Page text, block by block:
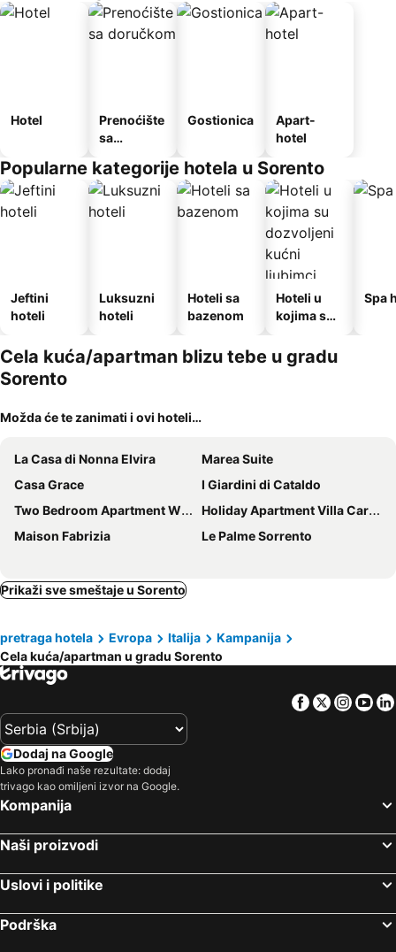
Hotel
Prenoćište
sa
Gostionica
Apart-
hotel
Popularne kategorije hotela u Sorento
Jeftini
hoteli
Luksuzni
hoteli
Hoteli sa
bazenom
Hoteli u
kojima su
kućni
ljubimci
Spa
Cela kuća/apartman blizu tebe u gradu
Sorento
Možda će te zanimati i ovi hoteli…
La Casa di Nonna Elvira
Marea Suite
Casa Grace
I Giardini di Cataldo
Two Bedroom Apartment With Sea View
Holiday Apartment Villa Carmela
Maison Fabrizia
Le Palme Sorrento
Prikaži sve smeštaje u Sorento
pretraga hotela Evropa Italija
Kampanija
Cela kuća/apartman u gradu Sorento
Facebook
Twitter
Dodaj na Google
Lako pronađi naše rezultate: dodaj
trivago kao omiljeni izvor na Google.
Kompanija
Naši proizvodi
Uslovi i politike
Podrška